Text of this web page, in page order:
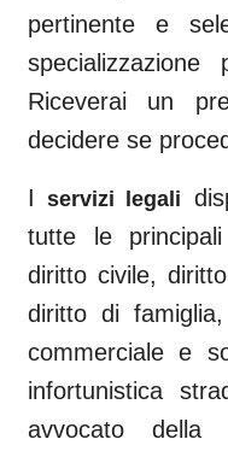
pertinente e
Riceverai un
decidere se
Iservizi legali
tutte le
diritto civile,
diritto di
commerciale e
infortunistica
avvocato